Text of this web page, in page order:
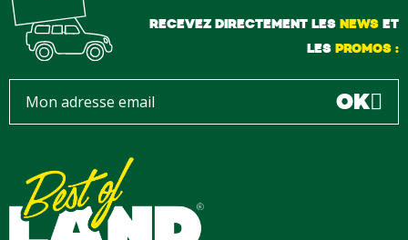
RECEVEZ DIRECTEMENT LES NEWSET
LES PROMOS :
OK